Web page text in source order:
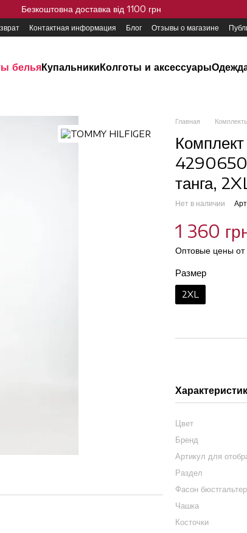
Безкоштовна доставка від 1100 грн
Контактная информация Блог Отзывы о магазине
бельяКупальникиКолготы и аксессуары
Главная
танга,
Нет в наличии
1 360
Оптовые цены от
Размер
2XL
Цвет
Бренд
Артикул для
Раздел
Фасон
Чашка
Косточки